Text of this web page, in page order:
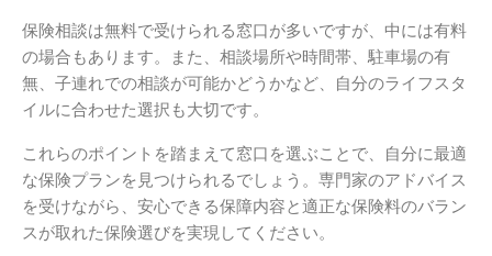
保険相談は無料で受けられる窓口が多いですが、中には有料
の場合もあります。また、相談場所や時間帯、駐車場の有
無、子連れでの相談が可能かどうかなど、自分のライフスタ
イルに合わせた選択も大切です。
これらのポイントを踏まえて窓口を選ぶことで、自分に最適
な保険プランを見つけられるでしょう。専門家のアドバイス
を受けながら、安心できる保障内容と適正な保険料のバラン
スが取れた保険選びを実現してください。